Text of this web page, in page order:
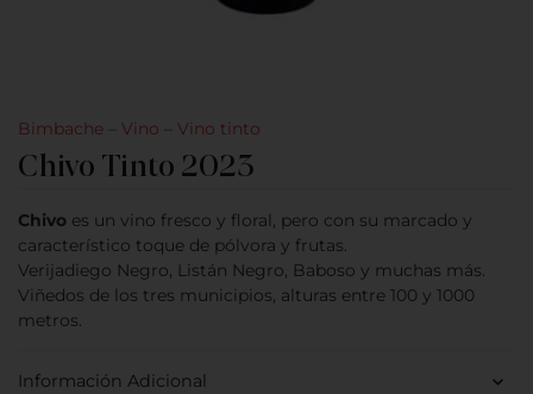
Bimbache Vino Vino tinto
Chivo Tinto 2023
Chivo es un vino fresco y floral, pero con su marcado y
característico toque de pólvora y frutas.
Verijadiego Negro, Listán Negro, Baboso y muchas más.
Viñedos de los tres municipios, alturas entre 100 y 1000
metros.
Información Adicional